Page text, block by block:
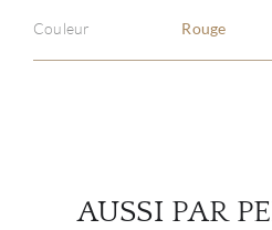
Couleur Rouge
AUSSI PAR